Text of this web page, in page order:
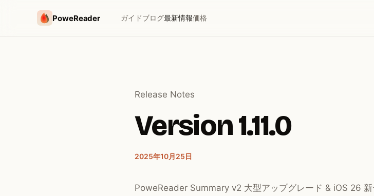
PoweReader ガイドブログ最新情報価格
Release Notes
Version 1.11.0
2025年10月25日
PoweReader Summary v2 大型アップグレード & iOS 26